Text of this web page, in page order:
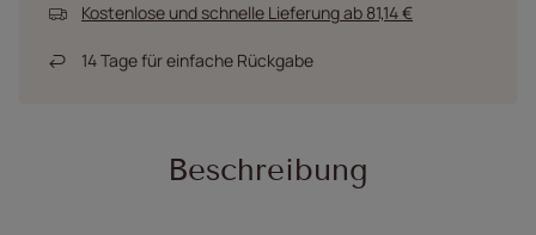
Kostenlose und schnelle Lieferungab 81,14 €
14Tage für einfache Rückgabe
Beschreibung